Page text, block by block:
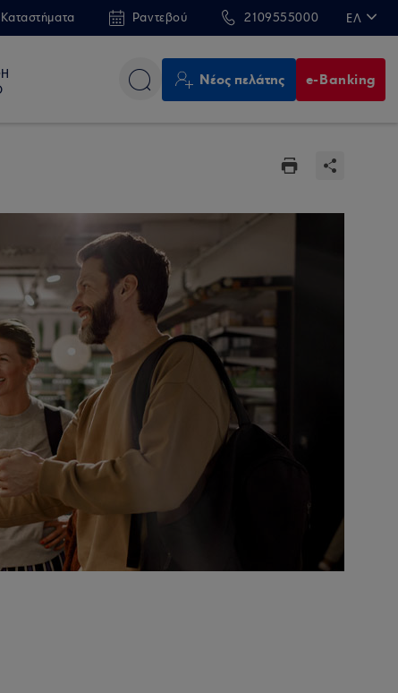
Ραντεβού 2109555000 ΕΛ
Νέος πελάτης e-Banking